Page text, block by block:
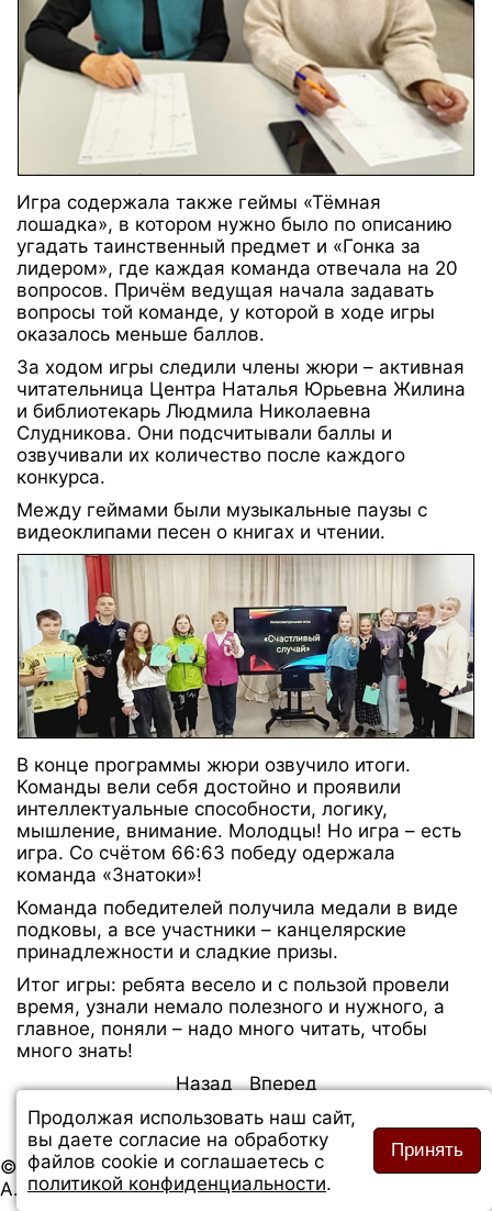
Игра содержала также геймы «Тёмная
лошадка», в котором нужно было по описанию
угадать таинственный предмет и «Гонка за
лидером», где каждая команда отвечала на 20
вопросов. Причём ведущая начала задавать
вопросы той команде, у которой в ходе игры
оказалось меньше баллов.
За ходом игры следили члены жюри – активная
читательница Центра Наталья Юрьевна Жилина
и библиотекарь Людмила Николаевна
Слудникова. Они подсчитывали баллы и
озвучивали их количество после каждого
конкурса.
Между геймами были музыкальные паузы с
видеоклипами песен о книгах и чтении.
В конце программы жюри озвучило итоги.
Команды вели себя достойно и проявили
интеллектуальные способности, логику,
мышление, внимание. Молодцы! Но игра – есть
игра. Со счётом 66:63 победу одержала
команда «Знатоки»!
Команда победителей получила медали в виде
подковы, а все участники – канцелярские
принадлежности и сладкие призы.
Итог игры: ребята весело и с пользой провели
время, узнали немало полезного и нужного, а
главное, поняли – надо много читать, чтобы
много знать!
Назад
Вперед
© 2026 Сайт Слободской городской библиотеки им.
А. Грина. Все права защищены.
Продолжая использовать наш сайт,
вы даете согласие на обработку
файлов cookie и соглашаетесь с
политикой конфиденциальности.
Принять